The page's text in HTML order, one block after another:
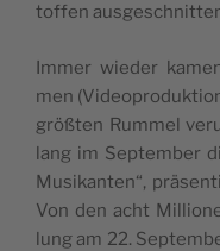
tof­fen
Immer wie­der
men
größ­ten Rum­mel
lang im Sep­tem­ber
Musi­kan­ten“,
Von den acht
lung am 22.